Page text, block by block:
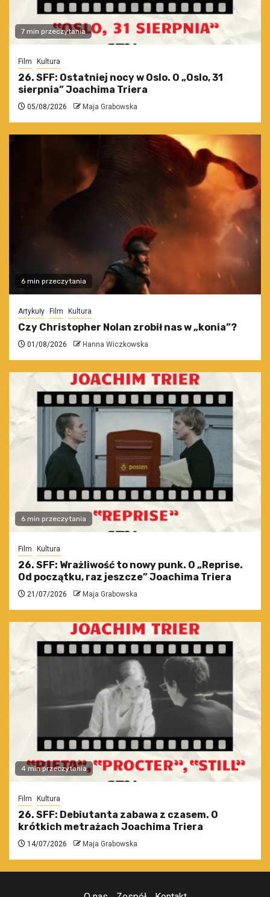
7 min przeczytania
Film Kultura
26. SFF: Ostatniej nocy w Oslo. O „Oslo, 31
sierpnia” Joachima Triera
05/08/2026 Maja Grabowska
6 min przeczytania
Artykuły Film Kultura
Czy Christopher Nolan zrobił nas w „konia”?
01/08/2026 Hanna Wiczkowska
6 min przeczytania
Film Kultura
26. SFF: Wrażliwość to nowy punk. O „Reprise.
Od początku, raz jeszcze” Joachima Triera
21/07/2026 Maja Grabowska
4 min przeczytania
Film Kultura
26. SFF: Debiutanta zabawa z czasem. O
krótkich metrażach Joachima Triera
14/07/2026 Maja Grabowska